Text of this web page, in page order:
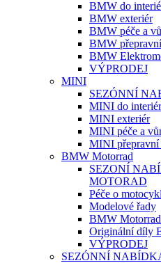
BMW do
BMW exteriér
BMW péče a
BMW
BMW
VÝPRODEJ
MINI
SEZÓNNÍ
MINI do
MINI exteriér
MINI péče a
MINI přepravní
BMW Motorrad
SEZONÍ
MOTORAD
Péče o motocykl
Modelové řady
BMW
Originální díly
VÝPRODEJ
SEZÓNNÍ